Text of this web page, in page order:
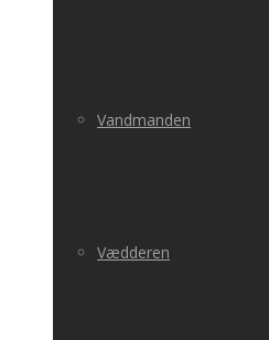
Vandmanden
Vædderen